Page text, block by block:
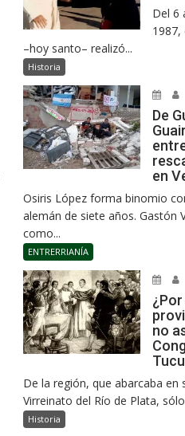
Del 6
1987,
–hoy santo– realizó...
Historia
De
en
Osiris López forma binomio
alemán de siete años. Gastón
como...
ENTRERRIANÍA
no
De la región, que abarcaba en
Virreinato del Río de Plata,
Historia